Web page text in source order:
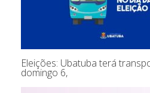
Eleições: Ubatuba terá
domingo 6,